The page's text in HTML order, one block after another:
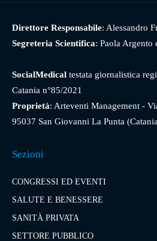
Direttore Responsabile: Alessandro
Segreteria Scientifica: Paola Argento
SocialMedical testata giornalistica
Catania n°85/2021
Proprietà: Arteventi Management -
95037 San Giovanni La Punta
Sezioni
CONGRESSI ED EVENTI
SALUTE E BENESSERE
SANITÀ PRIVATA
SETTORE PUBBLICO